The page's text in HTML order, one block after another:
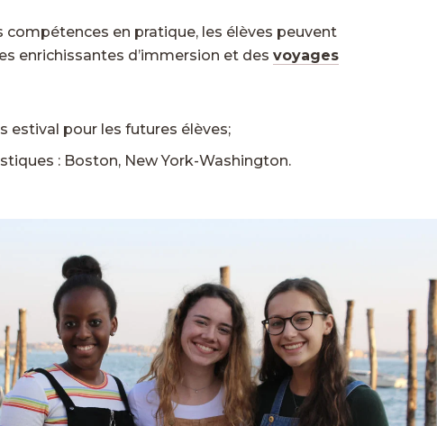
en pratique, les élèves peuvent
enrichissantes d’immersion et des voyages
estival pour les futures élèves;
: Boston, New York-Washington.